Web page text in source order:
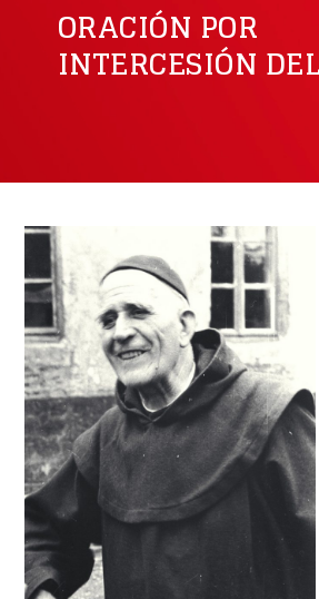
ORACIÓN POR
INTERCESIÓN